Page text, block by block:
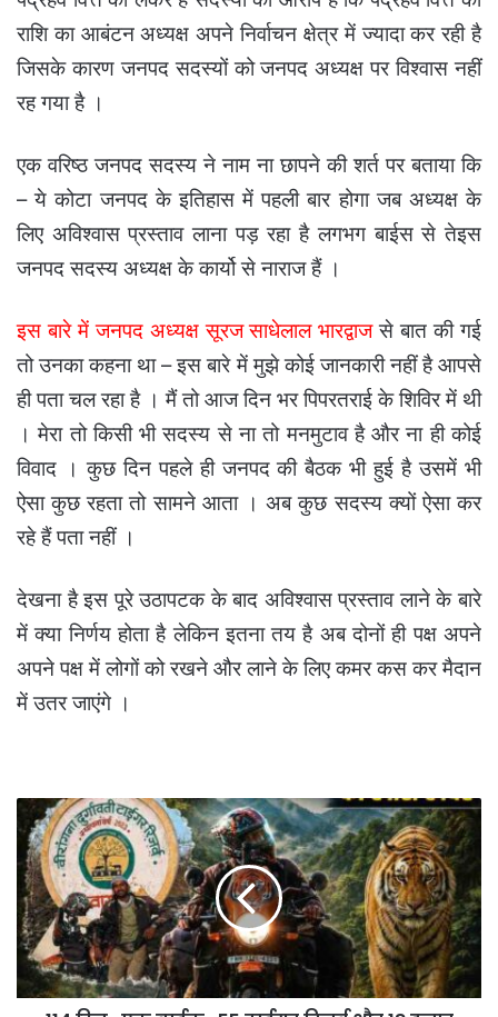
राशि का आबंटन अध्यक्ष अपने निर्वाचन क्षेत्र में ज्यादा कर रही है
जिसके कारण जनपद सदस्यों को जनपद अध्यक्ष पर विश्वास नहीं
रह गया है ।
एक वरिष्ठ जनपद सदस्य ने नाम ना छापने की शर्त पर बताया कि
– ये कोटा जनपद के इतिहास में पहली बार होगा जब अध्यक्ष के
लिए अविश्वास प्रस्ताव लाना पड़ रहा है लगभग बाईस से तेइस
जनपद सदस्य अध्यक्ष के कार्यो से नाराज हैं ।
इस बारे में जनपद अध्यक्ष सूरज साधेलाल भारद्वाजसे बात की गई
तो उनका कहना था – इस बारे में मुझे कोई जानकारी नहीं है आपसे
ही पता चल रहा है । मैं तो आज दिन भर पिपरतराई के शिविर में थी
। मेरा तो किसी भी सदस्य से ना तो मनमुटाव है और ना ही कोई
विवाद । कुछ दिन पहले ही जनपद की बैठक भी हुई है उसमें भी
ऐसा कुछ रहता तो सामने आता । अब कुछ सदस्य क्यों ऐसा कर
रहे हैं पता नहीं ।
देखना है इस पूरे उठापटक के बाद अविश्वास प्रस्ताव लाने के बारे
में क्या निर्णय होता है लेकिन इतना तय है अब दोनों ही पक्ष अपने
अपने पक्ष में लोगों को रखने और लाने के लिए कमर कस कर मैदान
में उतर जाएंगे ।
114
दिन
एक
बाईक
55
टाईगर
रिजर्व